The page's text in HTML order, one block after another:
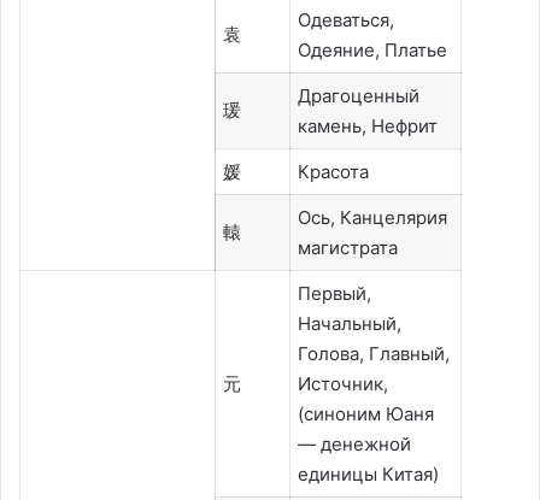
袁
Одеваться,
Одеяние, Платье
瑗
Драгоценный
камень, Нефрит
媛
Красота
轅
Ось, Канцелярия
магистрата
元
Первый,
Начальный,
Голова, Главный,
Источник,
(синоним Юаня
— денежной
единицы Китая)